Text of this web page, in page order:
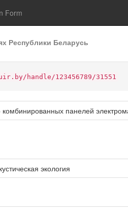
Form
Республики Беларусь
handle/123456789/31551
панелей
экология